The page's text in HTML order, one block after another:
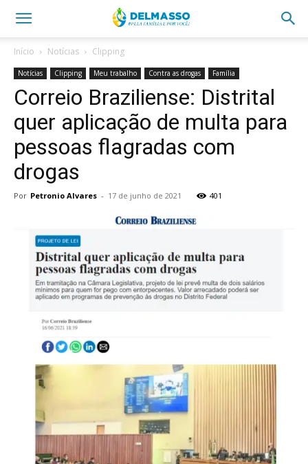
Início Notícias Clipping
Notícias Clipping Meu trabalho Contra as drogas Família
Correio Braziliense: Distrital
quer aplicação de multa para
pessoas flagradas com
drogas
Por Petronio Alvares - 17 de junho de 2021 401